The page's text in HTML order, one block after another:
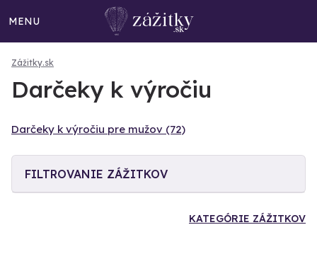
MENU
Zážitky.sk
Darčeky k výročiu
Darčeky k výročiu pre mužov (72)
FILTROVANIE ZÁŽITKOV
KATEGÓRIE ZÁŽITKOV